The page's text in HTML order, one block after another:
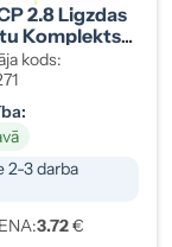
2.8 Ligzdas
Komplekts
(10 Gab.), 1-
1
kods:
2-3 darba
3.72€